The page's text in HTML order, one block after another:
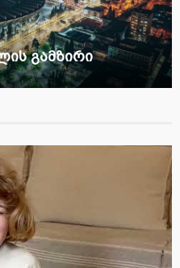
გამზირი